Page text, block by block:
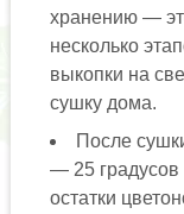
хранению —
несколько
выкопки на
сушку дома.
После
— 25 градусов
остатки